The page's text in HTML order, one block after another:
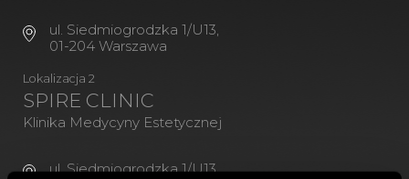
ul. Siedmiogrodzka 1/U13,
01-204 Warszawa
Lokalizacja 2
SPIRE CLINIC
Klinika Medycyny Estetycznej
ul. Siedmiogrodzka 1/U13,